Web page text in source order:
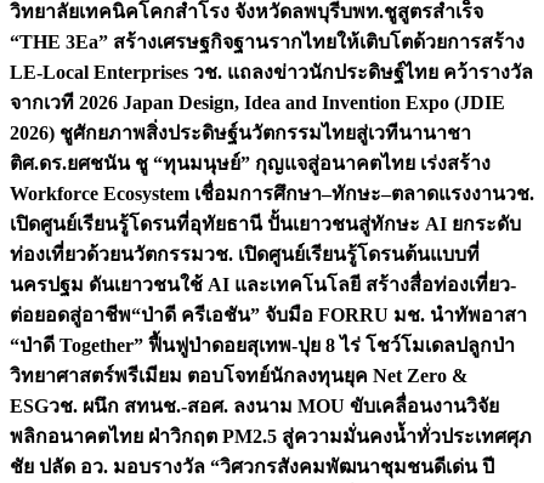
วิทยาลัยเทคนิคโคกสำโรง จังหวัดลพบุรีบพท.ชูสูตรสำเร็จ
“THE 3Ea” สร้างเศรษฐกิจฐานรากไทยให้เติบโตด้วยการสร้าง
LE-Local Enterprises วช. แถลงข่าวนักประดิษฐ์ไทย คว้ารางวัล
จากเวที 2026 Japan Design, Idea and Invention Expo (JDIE
2026) ชูศักยภาพสิ่งประดิษฐ์นวัตกรรมไทยสู่เวทีนานาชา
ติศ.ดร.ยศชนัน ชู “ทุนมนุษย์” กุญแจสู่อนาคตไทย เร่งสร้าง
Workforce Ecosystem เชื่อมการศึกษา–ทักษะ–ตลาดแรงงานวช.
เปิดศูนย์เรียนรู้โดรนที่อุทัยธานี ปั้นเยาวชนสู่ทักษะ AI ยกระดับ
ท่องเที่ยวด้วยนวัตกรรมวช. เปิดศูนย์เรียนรู้โดรนต้นแบบที่
นครปฐม ดันเยาวชนใช้ AI และเทคโนโลยี สร้างสื่อท่องเที่ยว-
ต่อยอดสู่อาชีพ“ป่าดี ครีเอชัน” จับมือ FORRU มช. นำทัพอาสา
“ป่าดี Together” ฟื้นฟูป่าดอยสุเทพ-ปุย 8 ไร่ โชว์โมเดลปลูกป่า
วิทยาศาสตร์พรีเมียม ตอบโจทย์นักลงทุนยุค Net Zero &
ESGวช. ผนึก สทนช.-สอศ. ลงนาม MOU ขับเคลื่อนงานวิจัย
พลิกอนาคตไทย ฝ่าวิกฤต PM2.5 สู่ความมั่นคงน้ำทั่วประเทศศุภ
ชัย ปลัด อว. มอบรางวัล “วิศวกรสังคมพัฒนาชุมชนดีเด่น ปี